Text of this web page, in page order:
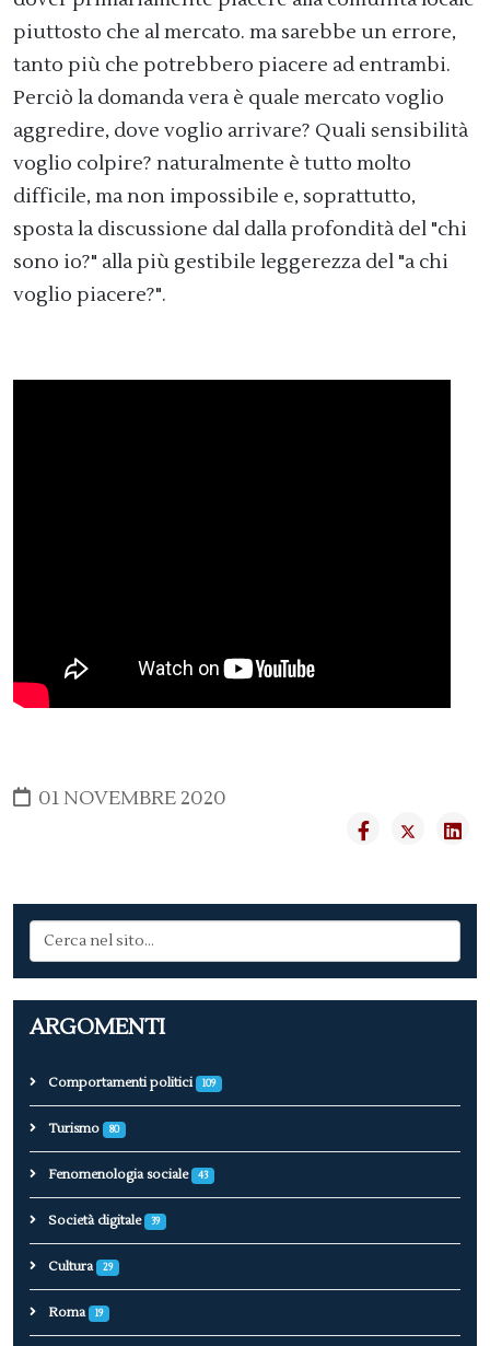
piuttosto che al mercato. ma sarebbe un errore,
tanto più che potrebbero piacere ad entrambi.
Perciò la domanda vera è quale mercato voglio
aggredire, dove voglio arrivare? Quali sensibilità
voglio colpire? naturalmente è tutto molto
difficile, ma non impossibile e, soprattutto,
sposta la discussione dal dalla profondità del "chi
sono io?" alla più gestibile leggerezza del "a chi
voglio piacere?".
01 NOVEMBRE 2020
ARGOMENTI
Comportamenti politici 109
Turismo 80
Fenomenologia sociale 43
Società digitale 39
Cultura 29
Roma 19